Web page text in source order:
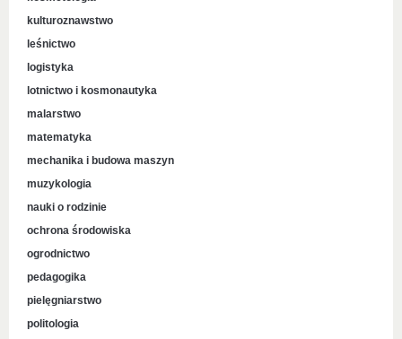
kulturoznawstwo
leśnictwo
logistyka
lotnictwo i kosmonautyka
malarstwo
matematyka
mechanika i budowa maszyn
muzykologia
nauki o rodzinie
ochrona środowiska
ogrodnictwo
pedagogika
pielęgniarstwo
politologia